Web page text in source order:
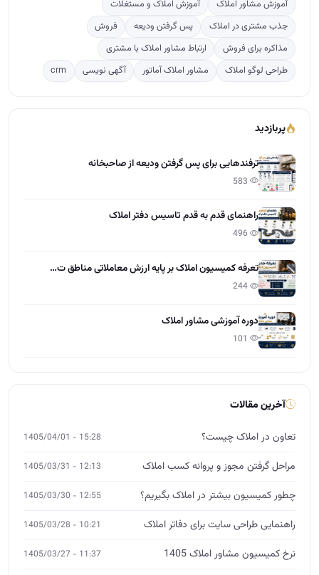
آموزش مشاور املاک
آموزش املاک و مستغلات
جذب مشتری در املاک
پس گرفتن ودیعه
فروش
مذاکره برای فروش
ارتباط مشاور املاک با مشتری
طراحی لوگو املاک
مشاور املاک آماتور آگهی نویسی crm
پربازدید
ترفندهایی برای پس گرفتن ودیعه از صاحبخانه
راهنمای قدم به قدم تاسیس دفتر املاک
تعرفه کمیسیون املاک بر پایه ارزش معاملاتی مناطق ت…
دوره آموزشی مشاور املاک
آخرین مقالات
تعاون در املاک چیست؟ 15:28 - 1405/04/01
مراحل گرفتن مجوز و پروانه کسب املاک 12:13 - 1405/03/31
چطور کمیسیون بیشتر در املاک بگیریم؟ 12:55 - 1405/03/30
راهنمایی طراحی سایت برای دفاتر املاک 10:21 - 1405/03/28
نرخ کمیسیون مشاور املاک 1405 11:37 - 1405/03/27